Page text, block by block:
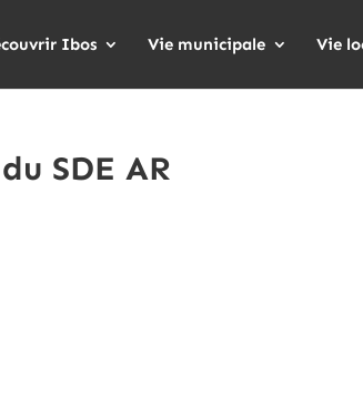
Ibos Vie municipale Vie
SDE AR